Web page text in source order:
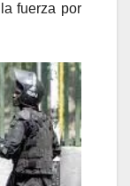
fuerza por